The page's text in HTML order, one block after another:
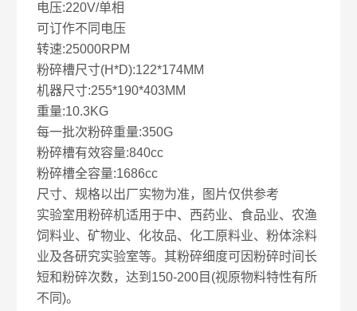
电压:220V/单相
可订作不同电压
转速:25000RPM
粉碎槽尺寸(H*D):122*174MM
机器尺寸:255*190*403MM
重量:10.3KG
每一批次粉碎重量:350G
粉碎槽有效容量:840cc
粉碎槽全容量:1686cc
尺寸、规格以出厂实物为准，图片仅供参考
实验室用粉碎机适用于中、西药业、食品业、农渔
饲料业、矿物业、化妆品、化工原料业、粉体涂料
业及各研究实验室等。其粉碎细度可因粉碎时间长
短和粉碎次数，达到150-200目(视原物料特性有所
不同)。